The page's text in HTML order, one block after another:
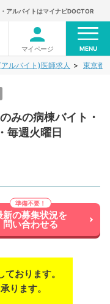
アルバイトはマイナビDOCTOR
マイページ MENU
ルバイト)医師求人 東京都
みの病棟バイト・
毎週火曜日
新の募集状況を
問い合わせる
おります。
ります。